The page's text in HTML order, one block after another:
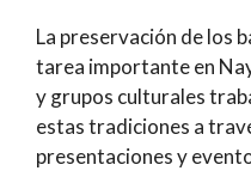
La preservación de los
tarea importante en
y grupos culturales
estas tradiciones a
presentaciones y